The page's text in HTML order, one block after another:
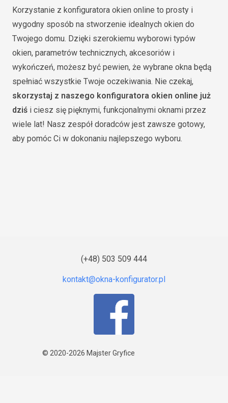
Korzystanie z konfiguratora okien online to prosty i
wygodny sposób na stworzenie idealnych okien do
Twojego domu. Dzięki szerokiemu wyborowi typów
okien, parametrów technicznych, akcesoriów i
wykończeń, możesz być pewien, że wybrane okna będą
spełniać wszystkie Twoje oczekiwania. Nie czekaj,
skorzystaj z naszego konfiguratora okien online już
dziś i ciesz się pięknymi, funkcjonalnymi oknami przez
wiele lat! Nasz zespół doradców jest zawsze gotowy,
aby pomóc Ci w dokonaniu najlepszego wyboru.
(+48) 503 509 444
© 2020-2026 Majster Gryfice